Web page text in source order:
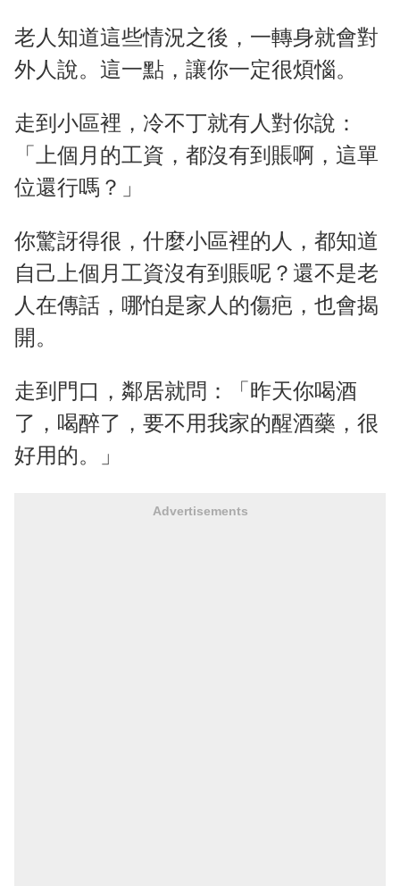
老人知道這些情況之後，一轉身就會對
外人說。這一點，讓你一定很煩惱。
走到小區裡，冷不丁就有人對你說：
「上個月的工資，都沒有到賬啊，這單
位還行嗎？」
你驚訝得很，什麼小區裡的人，都知道
自己上個月工資沒有到賬呢？還不是老
人在傳話，哪怕是家人的傷疤，也會揭
開。
走到門口，鄰居就問：「昨天你喝酒
了，喝醉了，要不用我家的醒酒藥，很
好用的。」
Advertisements